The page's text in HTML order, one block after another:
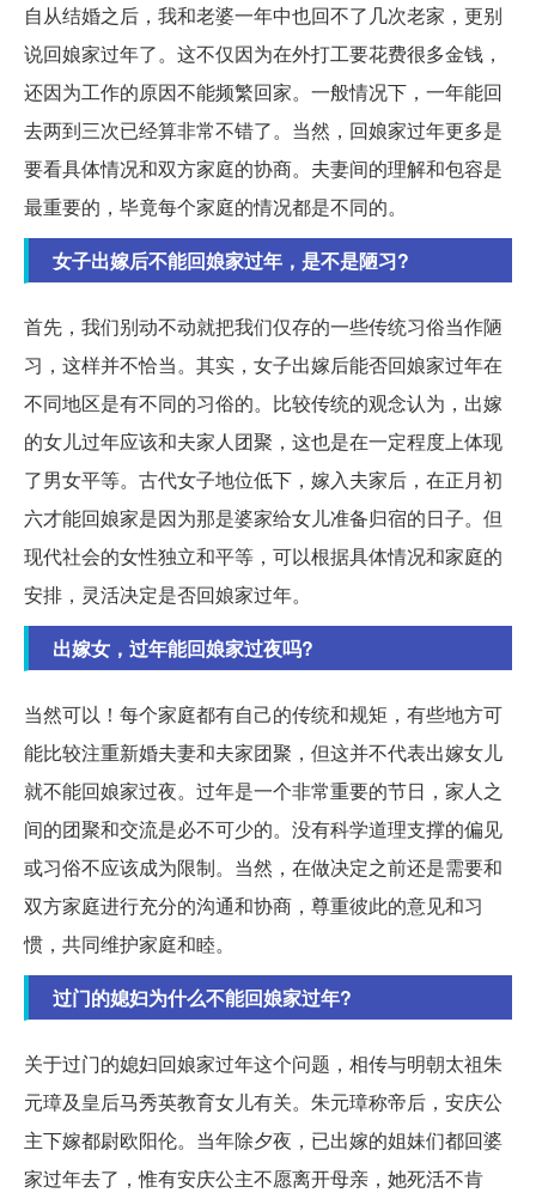
自从结婚之后，我和老婆一年中也回不了几次老家，更别
说回娘家过年了。这不仅因为在外打工要花费很多金钱，
还因为工作的原因不能频繁回家。一般情况下，一年能回
去两到三次已经算非常不错了。当然，回娘家过年更多是
要看具体情况和双方家庭的协商。夫妻间的理解和包容是
最重要的，毕竟每个家庭的情况都是不同的。
女子出嫁后不能回娘家过年，是不是陋习?
首先，我们别动不动就把我们仅存的一些传统习俗当作陋
习，这样并不恰当。其实，女子出嫁后能否回娘家过年在
不同地区是有不同的习俗的。比较传统的观念认为，出嫁
的女儿过年应该和夫家人团聚，这也是在一定程度上体现
了男女平等。古代女子地位低下，嫁入夫家后，在正月初
六才能回娘家是因为那是婆家给女儿准备归宿的日子。但
现代社会的女性独立和平等，可以根据具体情况和家庭的
安排，灵活决定是否回娘家过年。
出嫁女，过年能回娘家过夜吗?
当然可以！每个家庭都有自己的传统和规矩，有些地方可
能比较注重新婚夫妻和夫家团聚，但这并不代表出嫁女儿
就不能回娘家过夜。过年是一个非常重要的节日，家人之
间的团聚和交流是必不可少的。没有科学道理支撑的偏见
或习俗不应该成为限制。当然，在做决定之前还是需要和
双方家庭进行充分的沟通和协商，尊重彼此的意见和习
惯，共同维护家庭和睦。
过门的媳妇为什么不能回娘家过年?
关于过门的媳妇回娘家过年这个问题，相传与明朝太祖朱
元璋及皇后马秀英教育女儿有关。朱元璋称帝后，安庆公
主下嫁都尉欧阳伦。当年除夕夜，已出嫁的姐妹们都回婆
家过年去了，惟有安庆公主不愿离开母亲，她死活不肯